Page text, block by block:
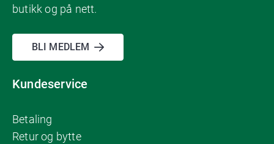
butikk og på nett.
BLI MEDLEM
Kundeservice
Betaling
Retur og bytte